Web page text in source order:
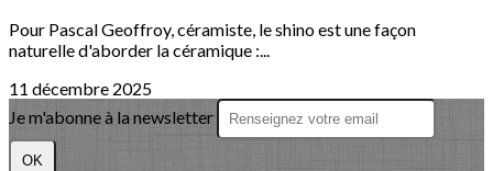
Pour Pascal Geoffroy, céramiste, le shino est une façon
naturelle d'aborder la céramique :...
11 décembre 2025
Je m'abonne à la newsletter
OK